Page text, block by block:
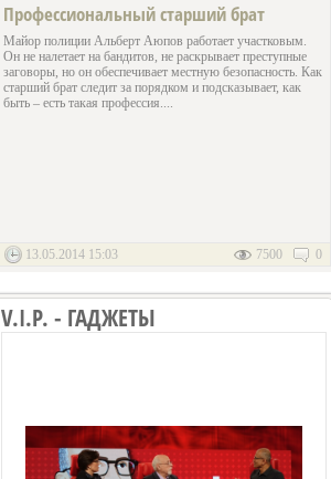
Профессиональный старший брат
Майор полиции Альберт Аюпов работает участковым.
Он не налетает на бандитов, не раскрывает преступные
заговоры, но он обеспечивает местную безопасность. Как
старший брат следит за порядком и подсказывает, как
быть – есть такая профессия....
13.05.2014 15:03 0
7500
V.I.P. - ГАДЖЕТЫ